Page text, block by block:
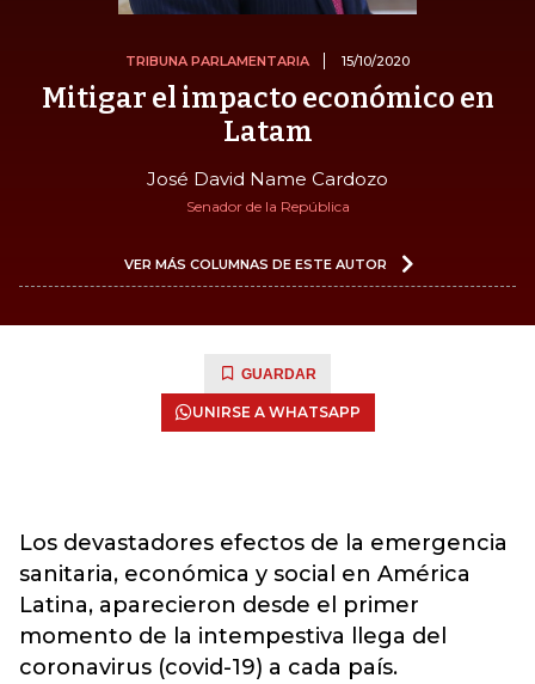
TRIBUNA PARLAMENTARIA 15/10/2020
Mitigar el impacto económico en
Latam
José David Name Cardozo
Senador de la República
VER MÁS COLUMNAS DE ESTE AUTOR
GUARDAR
UNIRSE A WHATSAPP
Los devastadores efectos de la emergencia
sanitaria, económica y social en América
Latina, aparecieron desde el primer
momento de la intempestiva llega del
coronavirus (covid-19) a cada país.